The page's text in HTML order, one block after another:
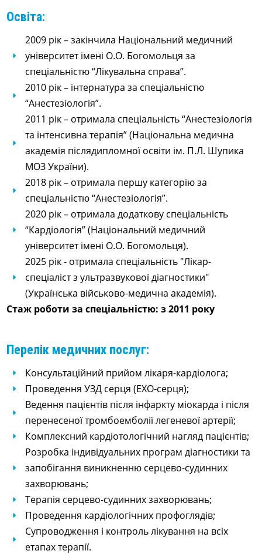
Освіта:
2009 рік – закінчила Національний медичний
університет імені О.О. Богомольця за
спеціальністю “Лікувальна справа”.
2010 рік – інтернатура за спеціальністю
“Анестезіологія”.
2011 рік – отримала спеціальність “Анестезіологія
та інтенсивна терапія” (Національна медична
академія післядипломної освіти ім. П.Л. Шупика
МОЗ України).
2018 рік – отримала першу категорію за
спеціальністю “Анестезіологія”.
2020 рік – отримала додаткову спеціальність
“Кардіологія” (Національний медичний
університет імені О.О. Богомольця).
2025 рік - отримала спеціальність "Лікар-
спеціаліст з ультразвукової діагностики"
(Українська військово-медична академія).
Стаж роботи за спеціальністю: з 2011 року
Перелік медичних послуг:
Консультаційний прийом лікаря-кардіолога;
Проведення УЗД серця (ЕХО-серця);
Ведення пацієнтів після інфаркту міокарда і після
перенесеної тромбоемболії легеневої артерії;
Комплексний кардіотологічний нагляд пацієнтів;
Розробка індивідуальних програм діагностики та
запобігання виникненню серцево-судинних
захворювань;
Терапія серцево-судинних захворювань;
Проведення кардіологічних профоглядів;
Супроводження і контроль лікування на всіх
етапах терапії.